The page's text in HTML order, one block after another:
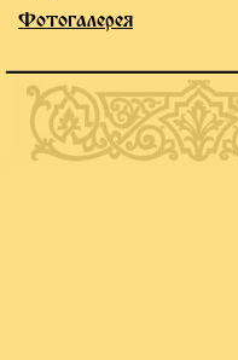
Фотогалерея